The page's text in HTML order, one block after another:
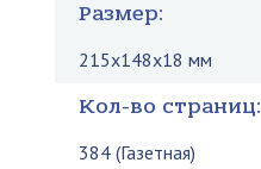
Размер:
215x148x18 мм
Кол-во страниц:
384 (Газетная)